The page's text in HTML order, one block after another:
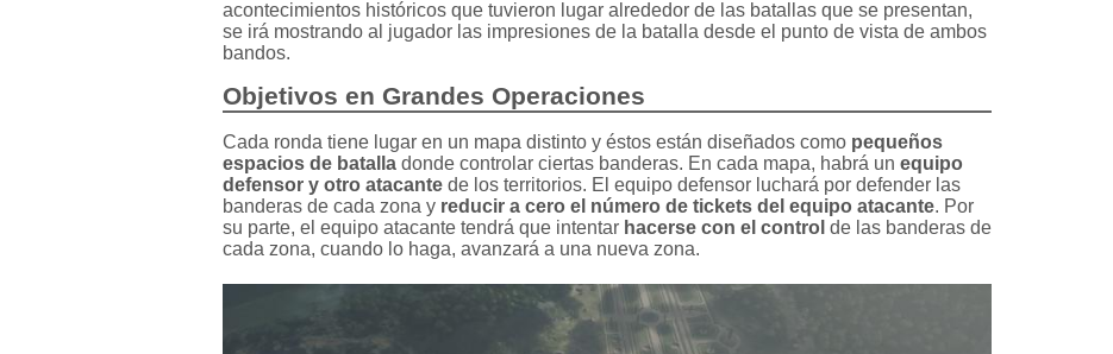
acontecimientos históricos que tuvieron lugar alrededor de las batallas que se presentan,
se irá mostrando al jugador las impresiones de la batalla desde el punto de vista de ambos
bandos.
Objetivos en Grandes Operaciones
Cada ronda tiene lugar en un mapa distinto y éstos están diseñados como pequeños
espacios de batalla donde controlar ciertas banderas. En cada mapa, habrá un equipo
defensor y otro atacante de los territorios. El equipo defensor luchará por defender las
banderas de cada zona y reducir a cero el número de tickets del equipo atacante. Por
su parte, el equipo atacante tendrá que intentar hacerse con el control de las banderas de
cada zona, cuando lo haga, avanzará a una nueva zona.